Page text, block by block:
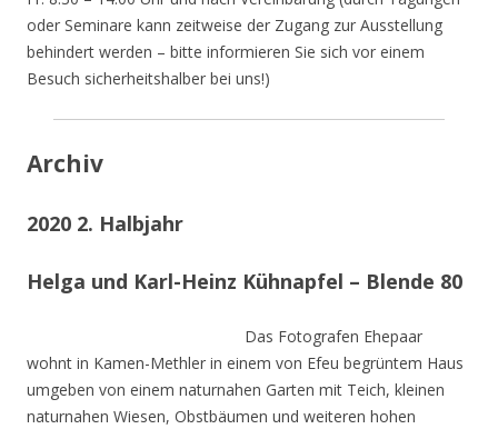
oder Seminare kann zeitweise der Zugang zur Ausstellung
behindert werden – bitte informieren Sie sich vor einem
Besuch sicherheitshalber bei uns!)
Archiv
2020 2. Halbjahr
Helga und Karl-Heinz Kühnapfel – Blende 80
Das Fotografen Ehepaar
wohnt in Kamen-Methler in einem von Efeu begrüntem Haus
umgeben von einem naturnahen Garten mit Teich, kleinen
naturnahen Wiesen, Obstbäumen und weiteren hohen